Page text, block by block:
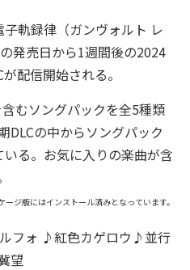
子軌録律（ガンヴォルト レ
発売日から1週間後の2024
配信開始される。
むソングパックを全5種類
DLCの中からソングパック
る。お気に入りの楽曲が含
ジ版にはインストール済みとなっています。
フォ ♪紅色カゲロウ♪並行
望